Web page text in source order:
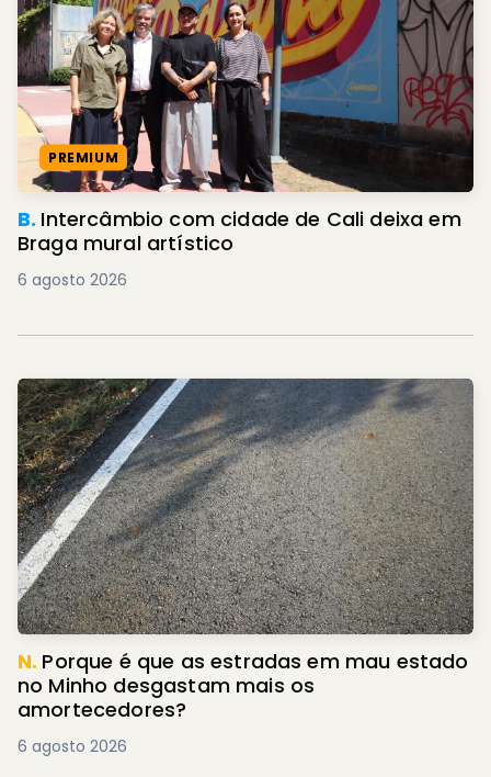
PREMIUM
B. Intercâmbio com cidade de Cali deixa em
Braga mural artístico
6 agosto 2026
N. Porque é que as estradas em mau estado
no Minho desgastam mais os
amortecedores?
6 agosto 2026